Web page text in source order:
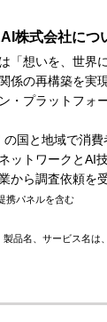
株式会社につ
「想いを、世界
係の再構築を実
・プラットフォ
の国と地域で消
ットワークとAI
から調査依頼を
携パネルを含む
品名、サービス名は